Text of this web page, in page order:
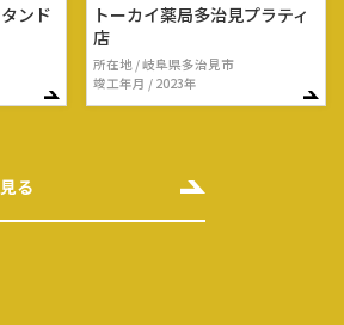
ンド
トーカイ薬局多治見プラティ
店
所在地 / 岐阜県多治見市
竣工年月 / 2023年
る